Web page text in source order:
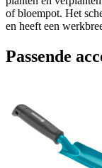
of bloempot. Het
en heeft een
Passende